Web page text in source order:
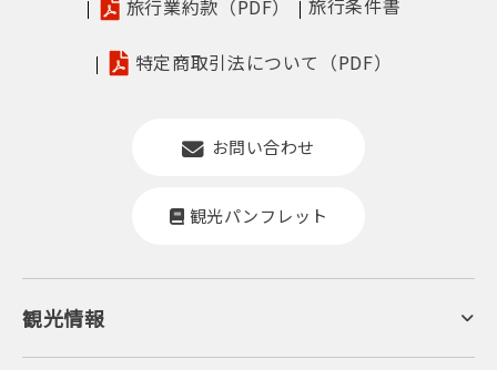
旅行業約款（PDF）
旅行条件書
特定商取引法について（PDF）
お問い合わせ
観光パンフレット
観光情報
京丹後について
ジオパークの絶景